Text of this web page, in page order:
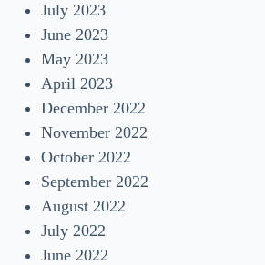
July 2023
June 2023
May 2023
April 2023
December 2022
November 2022
October 2022
September 2022
August 2022
July 2022
June 2022